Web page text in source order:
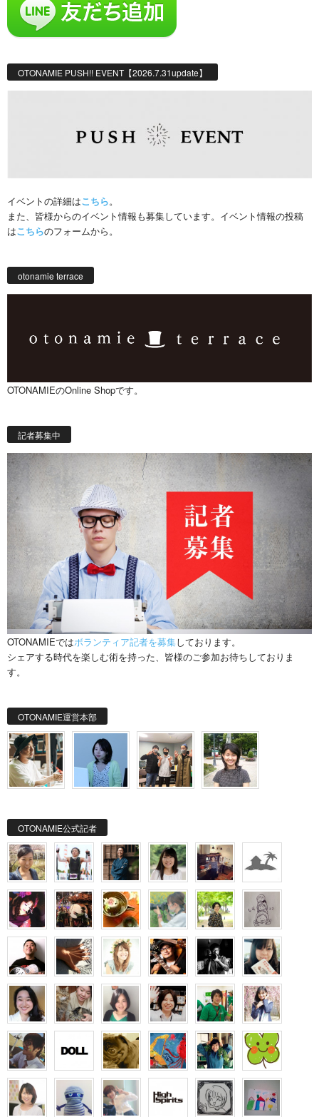
OTONAMIE PUSH!! EVENT【2026.7.31update】
イベントの詳細はこちら。
また、皆様からのイベント情報も募集しています。イベント情報の投稿
はこちらのフォームから。
otonamie terrace
OTONAMIEのOnline Shopです。
記者募集中
OTONAMIEではボランティア記者を募集しております。
シェアする時代を楽しむ術を持った、皆様のご参加お待ちしておりま
す。
OTONAMIE運営本部
OTONAMIE公式記者